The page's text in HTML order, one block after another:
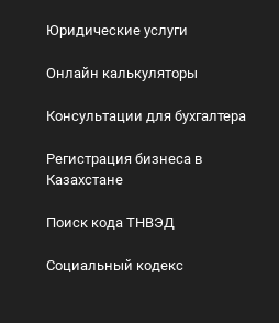
Юридические услуги
Онлайн калькуляторы
Консультации для бухгалтера
Регистрация бизнеса в
Казахстане
Поиск кода ТНВЭД
Социальный кодекс